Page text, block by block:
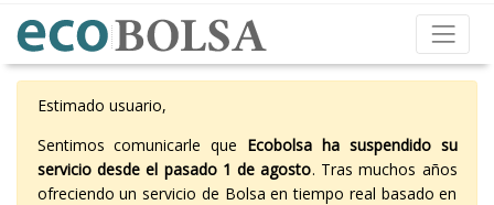
Estimado usuario,
Sentimos comunicarle que Ecobolsa ha suspendido su
servicio desde el pasado 1 de agosto. Tras muchos años
ofreciendo un servicio de Bolsa en tiempo real basado en